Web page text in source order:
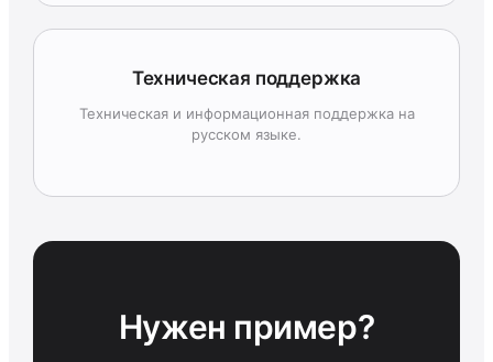
Техническая поддержка
Техническая и информационная поддержка на
русском языке.
Нужен пример?